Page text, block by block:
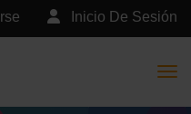
Inicio De Sesión